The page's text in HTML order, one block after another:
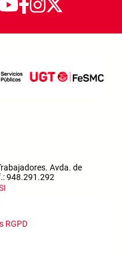
Avda. de
948.291.292
RGPD